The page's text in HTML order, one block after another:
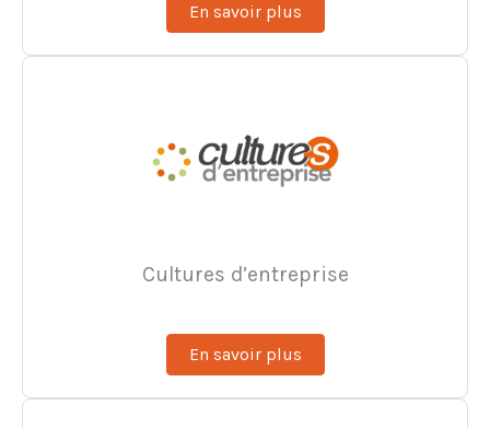
En savoir plus
Cultures d’entreprise
En savoir plus